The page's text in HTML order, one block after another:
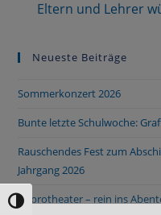
Umschalten auf hohe
Eltern und Lehrer
Neueste Beiträge
Sommerkonzert 2026
Bunte letzte Schulwoche:
Rauschendes Fest zum
Jahrgang 2026
Improtheater – rein ins